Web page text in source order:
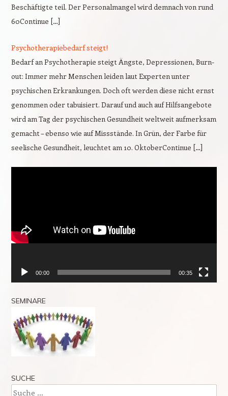
Beschäftigte teil. Der Personalmangel wird demnach von rund
60Continue […]
Psychotherapiebedarf steigt!
Bedarf an Psychotherapie steigt Ängste, Depressionen, Burn-
out: Immer mehr Menschen leiden laut Experten unter
psychischen Erkrankungen. Doch oft werden diese nicht ernst
genommen oder tabuisiert. Darauf und auch auf Hilfsangebote
wird am Tag der psychischen Gesundheit weltweit aufmerksam
gemacht – ebenso wie auf Missstände. In Grün, der Farbe für
seelische Gesundheit, leuchtet am 10. OktoberContinue […]
00:00 00:35
SEMINARE
SUCHE
Suche